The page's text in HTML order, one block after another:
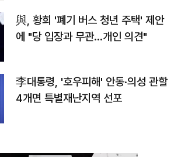
與, 황희 '폐기 버스 청년 주택' 제안
에 "당 입장과 무관…개인 의견"
李대통령, '호우피해' 안동·의성 관할
4개면 특별재난지역 선포